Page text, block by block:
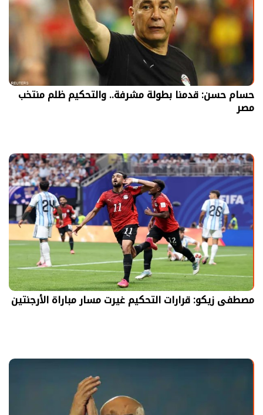
حسام حسن: قدمنا بطولة مشرفة.. والتحكيم ظلم منتخب
مصر
مصطفى زيكو: قرارات التحكيم غيرت مسار مباراة الأرجنتين